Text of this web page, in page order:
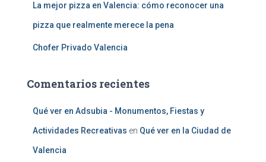
La mejor pizza en Valencia: cómo reconocer una
pizza que realmente merece la pena
Chofer Privado Valencia
Comentarios recientes
Qué ver en Adsubia - Monumentos, Fiestas y
Actividades Recreativas en Qué ver en la Ciudad de
Valencia